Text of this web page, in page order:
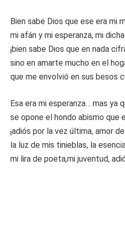
Bien sabe Dios que ese era mi
mi afán y mi esperanza, mi
¡bien sabe Dios que en nada
sino en amarte mucho en el
que me envolvió en sus besos
Esa era mi esperanza… mas ya
se opone el hondo abismo que
¡adiós por la vez última, amor
la luz de mis tinieblas, la
mi lira de poeta,mi juventud,